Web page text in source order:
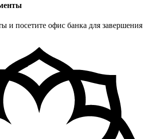
и посетите офис банка для завершения